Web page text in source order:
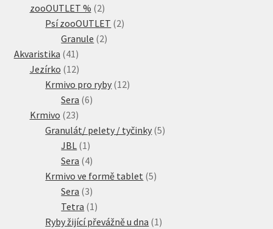
zooOUTLET % 22
produkty
Psí zooOUTLET 22
Granule 22
Akvaristika 41 41
produktů
Jezírko 1212
produktů
Krmivo pro ryby 1212
Sera 66
Krmivo 2323
produktů
Granulát/ pelety / tyčinky 55
JBL 1 1
produkt
Sera 44
produkty
Krmivo ve formě tablet 55
Sera 33
produkty
Tetra 1 1
produkt
Ryby žijící převážně u dna 1 1